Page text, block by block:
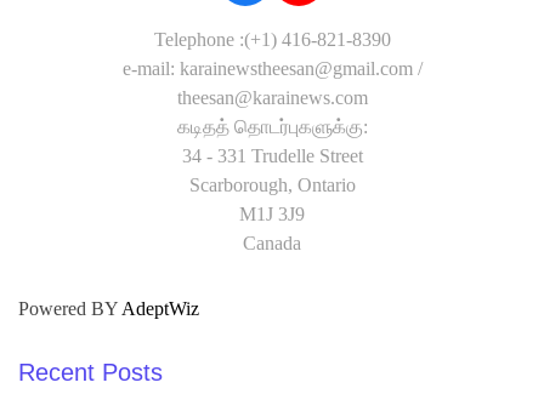
Telephone :(+1) 416-821-8390
e-mail: karainewstheesan@gmail.com /
theesan@karainews.com
கடிதத் தொடர்புகளுக்கு:
34 - 331 Trudelle Street
Scarborough, Ontario
M1J 3J9
Canada
Powered BY AdeptWiz
Recent Posts